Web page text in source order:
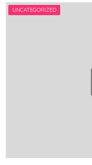
UNCATEGORIZED